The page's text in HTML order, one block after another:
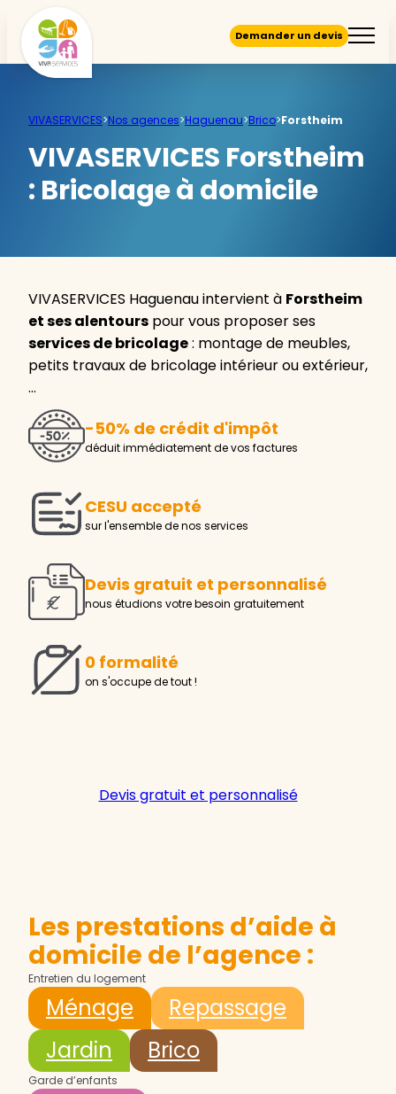
Demander un devis
VIVASERVICES>Nos agences>Haguenau>Brico>Forstheim
VIVASERVICES Forstheim
: Bricolage à domicile
VIVASERVICES Haguenau intervient à Forstheim
et ses alentours pour vous proposer ses
services de bricolage: montage de meubles,
petits travaux de bricolage intérieur ou extérieur,
…
-50% de crédit d'impôt
déduit immédiatement de vos factures
CESU accepté
sur l'ensemble de nos services
Devis gratuit et personnalisé
nous étudions votre besoin gratuitement
0 formalité
on s'occupe de tout !
Devis gratuit et personnalisé
Les prestations d’aide à
domicile de l’agence :
Entretien du logement
Ménage
Repassage
Jardin
Brico
Garde d’enfants